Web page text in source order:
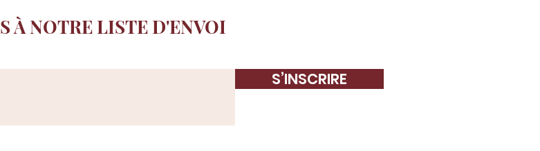
À NOTRE LISTE D'ENVOI
S’INSCRIRE